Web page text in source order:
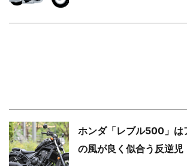
ホンダ「レブル500」は
の風が良く似合う反逆児